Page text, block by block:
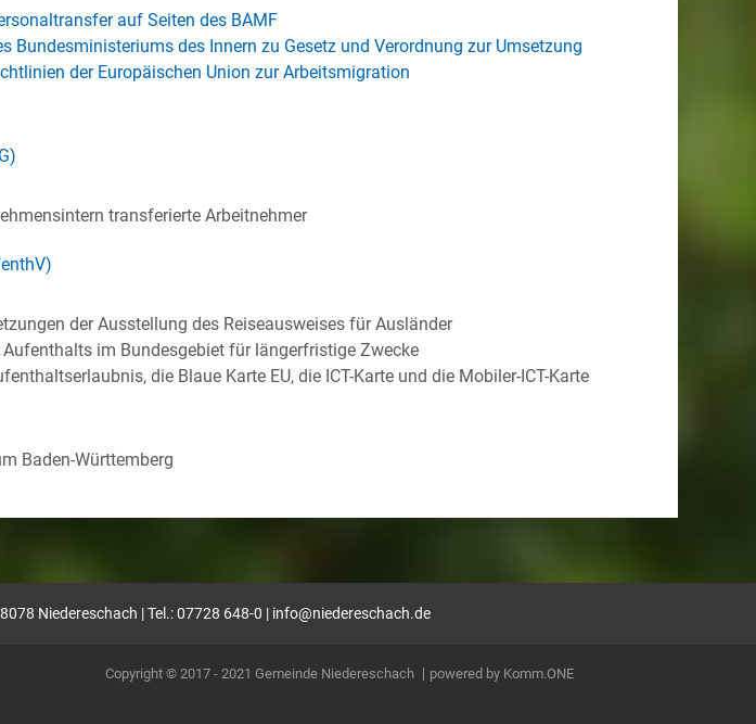
auf Seiten des BAMF
Bundesministeriums des Innern zu Gesetz und Verordnung zur Umsetzung
der Europäischen Union zur Arbeitsmigration
transferierte Arbeitnehmer
der Ausstellung des Reiseausweises für Ausländer
im Bundesgebiet für längerfristige Zwecke
die Blaue Karte EU, die ICT-Karte und die Mobiler-ICT-Karte
Baden-Württemberg
Niedereschach | Tel.: 07728 648-0 | info@niedereschach.de
Copyright © 2017 - 2021 Gemeinde Niedereschach powered by Komm.ONE